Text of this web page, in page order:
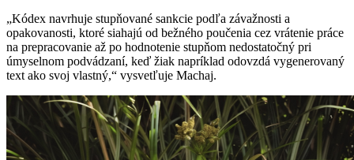
„Kódex navrhuje stupňované sankcie podľa závažnosti a
opakovanosti, ktoré siahajú od bežného poučenia cez vrátenie práce
na prepracovanie až po hodnotenie stupňom nedostatočný pri
úmyselnom podvádzaní, keď žiak napríklad odovzdá vygenerovaný
text ako svoj vlastný,“ vysvetľuje Machaj.